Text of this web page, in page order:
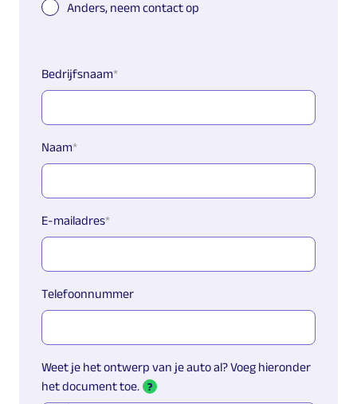
Anders, neem contact op
Bedrijfsnaam
Naam
E-mailadres
Telefoonnummer
Weet je het ontwerp van je auto al? Voeg hieronder
het document toe.
?